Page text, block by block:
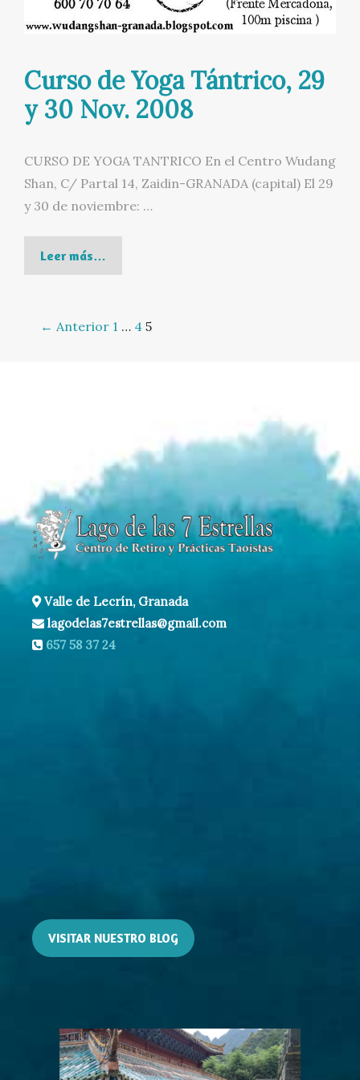
Curso de Yoga Tántrico, 29
y 30 Nov. 2008
CURSO DE YOGA TANTRICO En el Centro Wudang
Shan, C/ Partal 14, Zaidin-GRANADA (capital) El 29
y 30 de noviembre: …
Leer más…
de
Tántrico,
Navegación
← Anterior 1 … 4 5
Valle de Lecrín, Granada
lagodelas7estrellas@gmail.com
657 58 37 24
VISITAR NUESTRO BLOG